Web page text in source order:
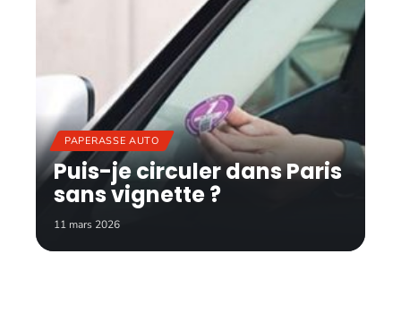
PAPERASSE AUTO
Puis-je circuler dans Paris
sans vignette ?
11 mars 2026